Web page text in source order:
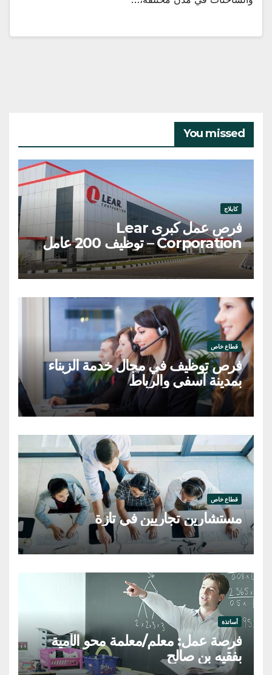
You missed
كابلاج
فرص عمل كبرى Lear
Corporation – توظيف 200 عامل
وعاملة
قطاع خاص
فرص توظيف في مجال خدمة الزبناء
بمدينة آسفي والرباط
قطاع خاص
مستشارين تجاريين في تازة
أساتذة
فرصة عمل: معلم/معلمة محو الأمية
بفقيه بن صالح